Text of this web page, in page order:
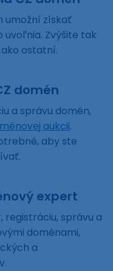
umožní získať
uvoľnia. Zvýšite tak
ostatní.
domén
a správu domén,
aukcii.
aby ste
expert
registráciu, správu a
doménami,
a